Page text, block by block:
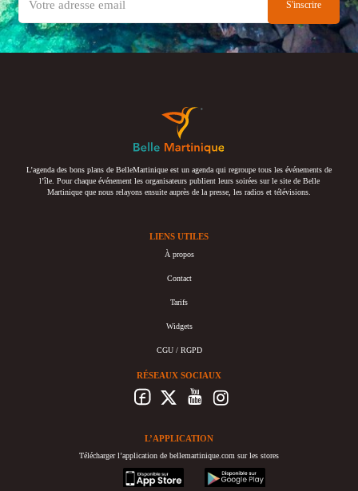
L’agenda des bons plans de BelleMartinique est un agenda qui regroupe tous les événements de
l’île. Pour chaque événement les organisateurs publient leurs soirées sur le site de Belle
Martinique que nous relayons ensuite auprès de la presse, les radios et télévisions.
LIENS UTILES
À propos
Contact
Tarifs
Widgets
CGU / RGPD
RÉSEAUX SOCIAUX
L’APPLICATION
Télécharger l’application de bellemartinique.com sur les stores
appstore
googleplay